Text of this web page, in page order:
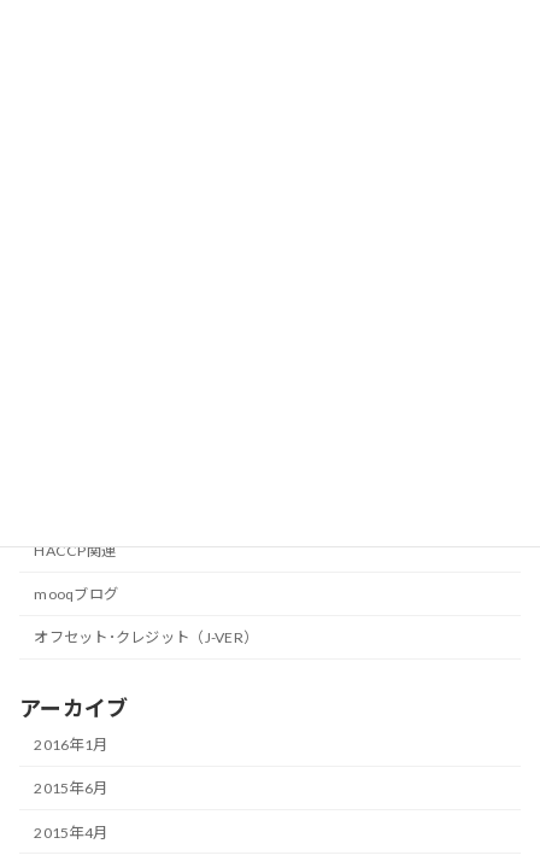
HACCP関連
mooqブログ
オフセット･クレジット（J-VER）
アーカイブ
2016年1月
2015年6月
2015年4月